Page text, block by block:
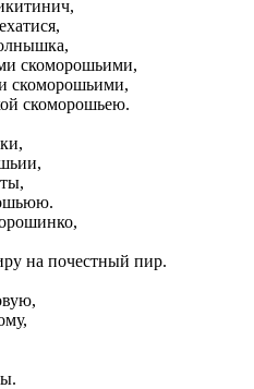
скоморошьими,
скоморошьими,
скоморошьею.
на почестный пир.